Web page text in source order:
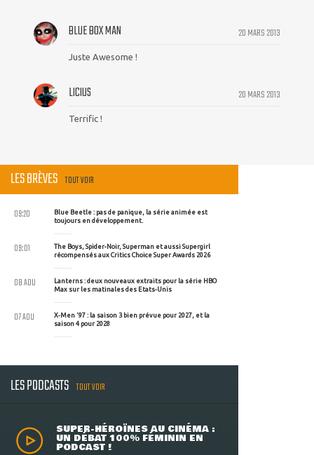
20 MARS 2013
BLUE BOX MAN
Juste Awesome !
20 MARS 2013
LICIUS
Terrific !
LES BRÈVES TOUT VOIR
Blue Beetle : pas de panique, la série animée est
toujours en développement.
09:20
The Boys, Spider-Noir, Superman et aussi Supergirl
récompensés aux Critics Choice Super Awards 2026
09:01
Lanterns : deux nouveaux extraits pour la série HBO
Max sur les matinales des Etats-Unis
08 AOU
X-Men '97 : la saison 3 bien prévue pour 2027, et la
saison 4 pour 2028
07 AOU
LES PODCASTS TOUT VOIR
SUPER-HÉROÏNES AU CINÉMA :
UN DÉBAT 100% FÉMININ EN
PODCAST !